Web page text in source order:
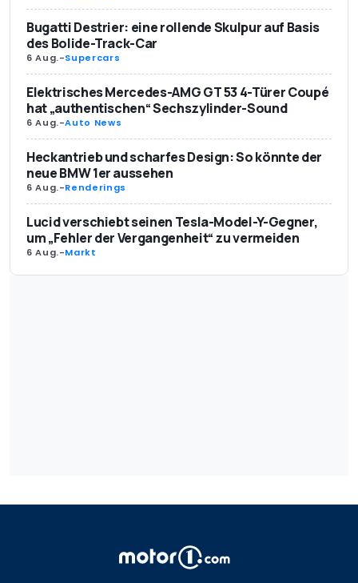
Bugatti Destrier: eine rollende Skulpur auf Basis
des Bolide-Track-Car
6 Aug.-Supercars
Elektrisches Mercedes-AMG GT 53 4-Türer Coupé
hat „authentischen“ Sechszylinder-Sound
6 Aug.-Auto News
Heckantrieb und scharfes Design: So könnte der
neue BMW 1er aussehen
6 Aug.-Renderings
Lucid verschiebt seinen Tesla-Model-Y-Gegner,
um „Fehler der Vergangenheit“ zu vermeiden
6 Aug.-Markt